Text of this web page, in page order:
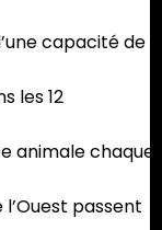
capacité de
les 12
animale chaque
passent